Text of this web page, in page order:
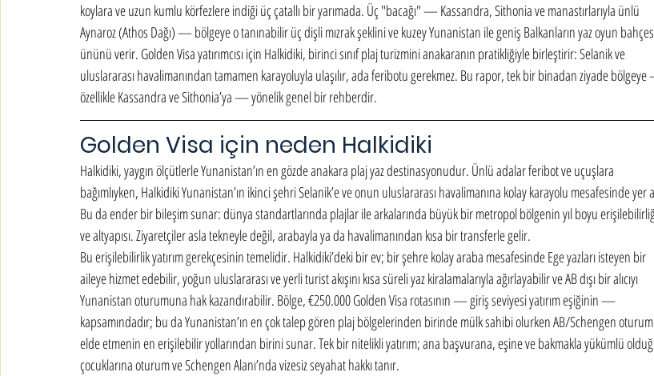
koylara ve uzun kumlu körfezlere indiği üç çatallı bir yarımada. Üç "bacağı" — Kassandra, Sithonia ve manastırlarıyla ünlü
Aynaroz (Athos Dağı) — bölgeye o tanınabilir üç dişli mızrak şeklini ve kuzey Yunanistan ile geniş Balkanların yaz oyun
ününü verir. Golden Visa yatırımcısı için Halkidiki, birinci sınıf plaj turizmini anakaranın pratikliğiyle birleştirir: Selanik ve
uluslararası havalimanından tamamen karayoluyla ulaşılır, ada feribotu gerekmez. Bu rapor, tek bir binadan ziyade
özellikle Kassandra ve Sithonia’ya — yönelik genel bir rehberdir.
Golden Visa için neden Halkidiki
Halkidiki, yaygın ölçütlerle Yunanistan’ın en gözde anakara plaj yaz destinasyonudur. Ünlü adalar feribot ve uçuşlara
bağımlıyken, Halkidiki Yunanistan’ın ikinci şehri Selanik’e ve onun uluslararası havalimanına kolay karayolu mesafesinde yer
Bu da ender bir bileşim sunar: dünya standartlarında plajlar ile arkalarında büyük bir metropol bölgenin yıl boyu
ve altyapısı. Ziyaretçiler asla tekneyle değil, arabayla ya da havalimanından kısa bir transferle gelir.
Bu erişilebilirlik yatırım gerekçesinin temelidir. Halkidiki’deki bir ev; bir şehre kolay araba mesafesinde Ege yazları isteyen bir
aileye hizmet edebilir, yoğun uluslararası ve yerli turist akışını kısa süreli yaz kiralamalarıyla ağırlayabilir ve AB dışı bir alıcıyı
Yunanistan oturumuna hak kazandırabilir. Bölge, €250.000 Golden Visa rotasının — giriş seviyesi yatırım eşiğinin —
kapsamındadır; bu da Yunanistan’ın en çok talep gören plaj bölgelerinden birinde mülk sahibi olurken AB/Schengen
elde etmenin en erişilebilir yollarından birini sunar. Tek bir nitelikli yatırım; ana başvurana, eşine ve bakmakla yükümlü
çocuklarına oturum ve Schengen Alanı’nda vizesiz seyahat hakkı tanır.